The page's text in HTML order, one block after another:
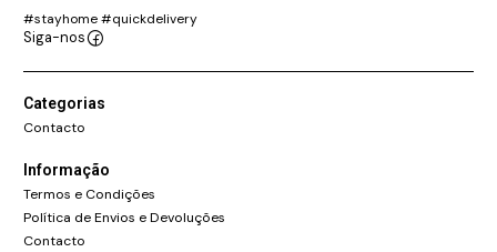
#stayhome #quickdelivery
Siga-nos
Categorias
Contacto
Informação
Termos e Condições
Política de Envios e Devoluções
Contacto